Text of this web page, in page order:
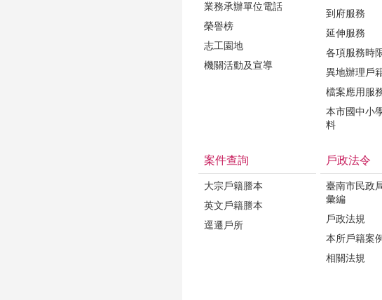
業務承辦單位電話
榮譽榜
志工園地
機關活動及宣導
到府服務
延伸服務
各項服務時
異地辦理戶
檔案應用服
本市國中小
料
案件查詢
大宗戶籍謄本
英文戶籍謄本
逕遷戶所
戶政法令
臺南市民政
彙編
戶政法規
本所戶籍案
相關法規